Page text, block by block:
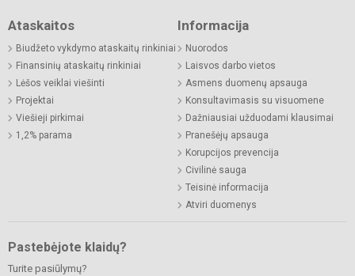
Ataskaitos
Biudžeto vykdymo ataskaitų rinkiniai
Finansinių ataskaitų rinkiniai
Lėšos veiklai viešinti
Projektai
Viešieji pirkimai
1,2% parama
Informacija
Nuorodos
Laisvos darbo vietos
Asmens duomenų apsauga
Konsultavimasis su visuomene
Dažniausiai užduodami klausimai
Pranešėjų apsauga
Korupcijos prevencija
Civilinė sauga
Teisinė informacija
Atviri duomenys
Pastebėjote klaidų?
Turite pasiūlymų?